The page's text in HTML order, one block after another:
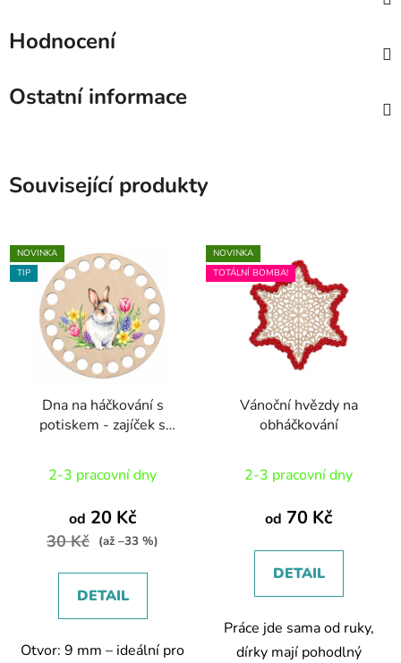
Hodnocení
Ostatní informace
Související produkty
NOVINKA
TIP
Dna na háčkování s
potiskem - zajíček s
2-3 pracovní dny
od 20 Kč
30 Kč (až –33 %)
DETAIL
Otvor: 9 mm – ideální pro
NOVINKA
TOTÁLNÍ BOMBA!
Vánoční hvězdy na
obháčkování
2-3 pracovní dny
od 70 Kč
DETAIL
Práce jde sama od ruky,
dírky mají pohodlný